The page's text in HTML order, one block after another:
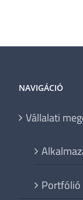
NAVIGÁCIÓ
Vállalati
Portfólió